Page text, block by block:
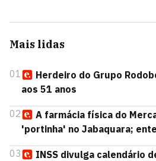
Mais lidas
01
Herdeiro do Grupo
aos 51 anos
02
A farmácia física do
'portinha' no Jabaquara;
03
INSS divulga calendário